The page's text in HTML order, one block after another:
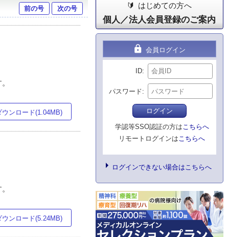
前の号 次の号
ウンロード(1.04MB)
ウンロード(5.24MB)
はじめての方へ
個人／法人会員登録のご案内
lock 会員ログイン
ID
パスワード
ログイン
学認等SSO認証の方はこちらへ
リモートログインはこちらへ
ログインできない場合はこちらへ